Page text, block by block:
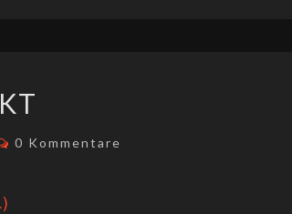
Kommentare
0 Kommentare